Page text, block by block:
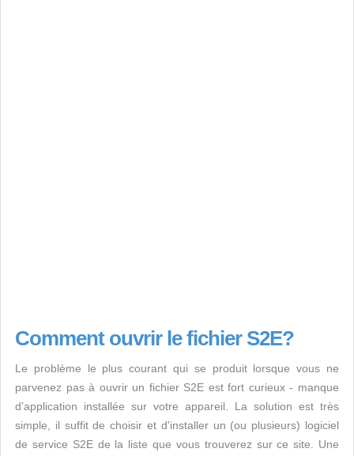
Comment ouvrir le fichier S2E?
Le problème le plus courant qui se produit lorsque vous ne
parvenez pas à ouvrir un fichier S2E est fort curieux - manque
d’application installée sur votre appareil. La solution est très
simple, il suffit de choisir et d'installer un (ou plusieurs) logiciel
de service S2E de la liste que vous trouverez sur ce site. Une